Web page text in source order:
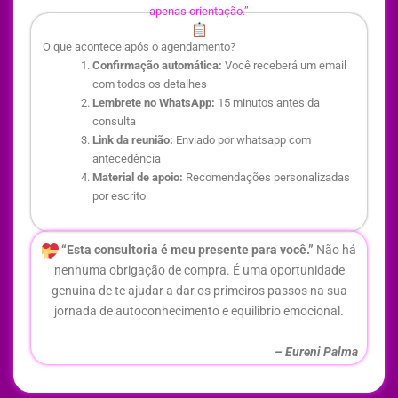
apenas orientação.”
O que acontece após o agendamento?
Confirmação automática: Você receberá um email
com todos os detalhes
Lembrete no WhatsApp: 15 minutos antes da
consulta
Link da reunião: Enviado por whatsapp com
antecedência
Material de apoio: Recomendações personalizadas
por escrito
“Esta consultoria é meu presente para você.” Não há
nenhuma obrigação de compra. É uma oportunidade
genuina de te ajudar a dar os primeiros passos na sua
jornada de autoconhecimento e equilibrio emocional.
– Eureni Palma